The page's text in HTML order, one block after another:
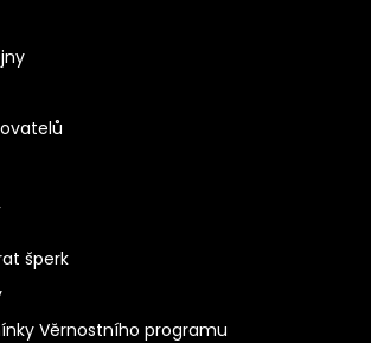
šperk
Věrnostního programu